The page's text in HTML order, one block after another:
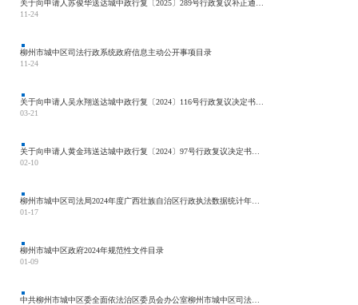
11-24
柳州市城中区司法行政系统政府信息主动公开事项目录
11-24
03-21
02-10
01-17
柳州市城中区政府2024年规范性文件目录
01-09